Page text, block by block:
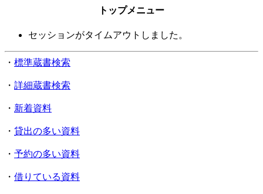
トップメニュー
セッションがタイムアウトしました。
・ 標準蔵書検索
・ 詳細蔵書検索
・ 新着資料
・ 貸出の多い資料
・ 予約の多い資料
・ 借りている資料